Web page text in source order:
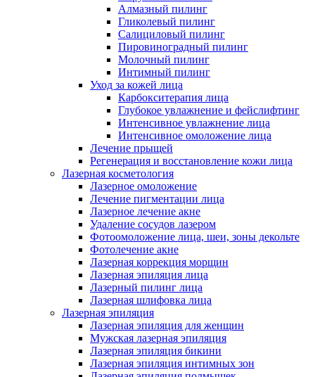
Алмазный пилинг
Гликолевый пилинг
Салициловый пилинг
Пировиноградный пилинг
Молочный пилинг
Интимный пилинг
Уход за кожей лица
Карбокситерапия лица
Глубокое увлажнение и фейслифтинг
Интенсивное увлажнение лица
Интенсивное омоложение лица
Лечение прыщей
Регенерация и восстановление кожи лица
Лазерная косметология
Лазерное омоложение
Лечение пигментации лица
Лазерное лечение акне
Удаление сосудов лазером
Фотоомоложение лица, шеи, зоны декольте
Фотолечение акне
Лазерная коррекция морщин
Лазерная эпиляция лица
Лазерный пилинг лица
Лазерная шлифовка лица
Лазерная эпиляция
Лазерная эпиляция для женщин
Мужская лазерная эпиляция
Лазерная эпиляция бикини
Лазерная эпиляция интимных зон